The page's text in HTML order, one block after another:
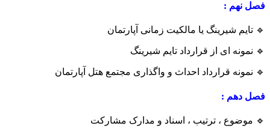
فصل نهم :
🔹 تایم شیرینگ یا مالکیت زمانی آپارتمان
🔹 نمونه ای از قرارداد تایم شیرینگ
🔹 نمونه قرارداد احداث و واگذاری مجتمع هتل آپارتمان
فصل دهم :
🔹 موضوع ، ترتیب ، اسناد و مدارک مشارکت